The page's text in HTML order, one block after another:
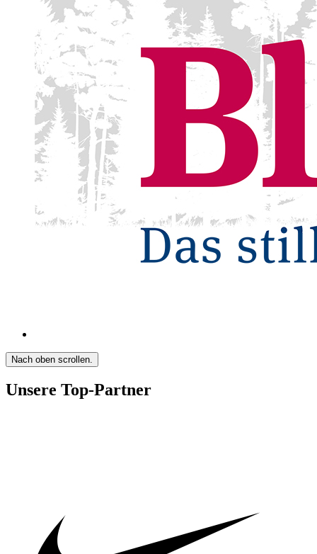
Nach oben scrollen.
Unsere Top-Partner